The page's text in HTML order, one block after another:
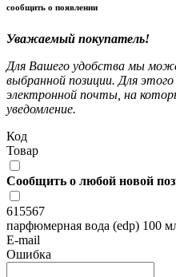
сообщить о появлении
Уважаемый покупатель!
Для Вашего удобства мы
выбранной позиции. Для
электронной почты, на
уведомление.
Код
Товар
Сообщить о любой новой
615567
парфюмерная вода (edp) 100
E-mail
Ошибка